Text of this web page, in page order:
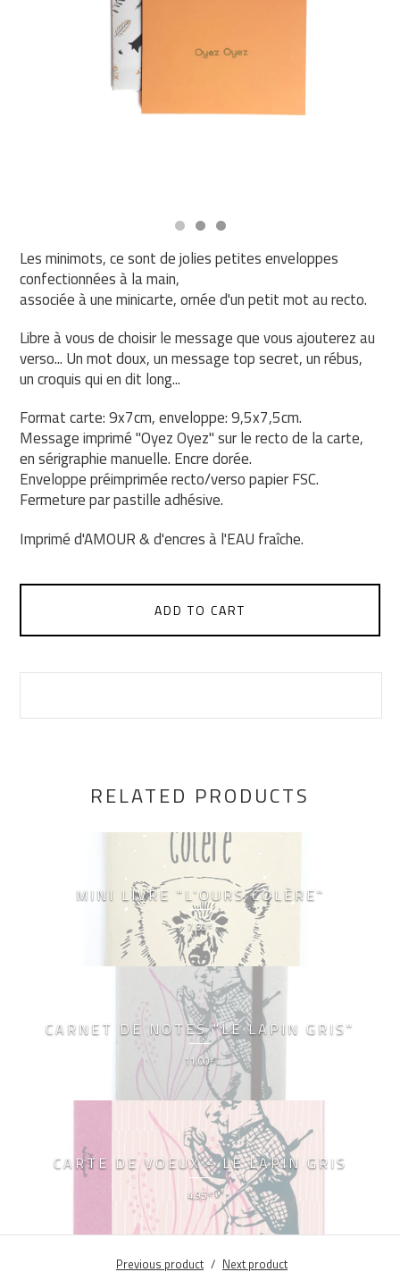
Les minimots, ce sont de jolies petites enveloppes
confectionnées à la main,
associée à une minicarte, ornée d'un petit mot au recto.
Libre à vous de choisir le message que vous ajouterez au
verso... Un mot doux, un message top secret, un rébus,
un croquis qui en dit long...
Format carte: 9x7cm, enveloppe: 9,5x7,5cm.
Message imprimé "Oyez Oyez" sur le recto de la carte,
en sérigraphie manuelle. Encre dorée.
Enveloppe préimprimée recto/verso papier FSC.
Fermeture par pastille adhésive.
Imprimé d'AMOUR & d'encres à l'EAU fraîche.
ADD TO CART
RELATED PRODUCTS
MINI LIVRE "L'OURS COLÈRE"
7,50€
CARNET DE NOTES "LE LAPIN GRIS"
11,00€
CARTE DE VOEUX - LE LAPIN GRIS
4,95€
Previous product Next product